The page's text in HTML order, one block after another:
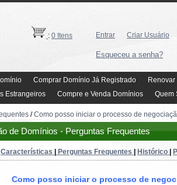
: 0 Itens Entrar Criar Usuário
Esqueceu a senha?
Comprar Domínio Já Registrado
Estrangeiros
Compre e Venda Domínios Quem
/Como posso iniciar o processo de
de Domínios - Perguntas Frequentes
Características | Perguntas Frequentes | Histórico |
Como posso iniciar o processo de